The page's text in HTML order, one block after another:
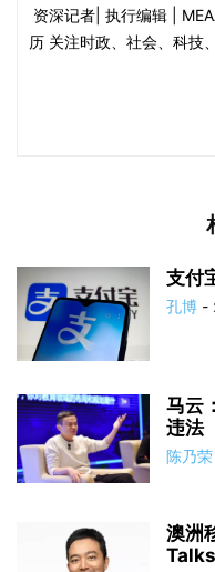
资深记者| 执行编辑 |
历 关注时政、社会、科技
支付
孔博 -
马云
违法
陈乃荣
澳洲